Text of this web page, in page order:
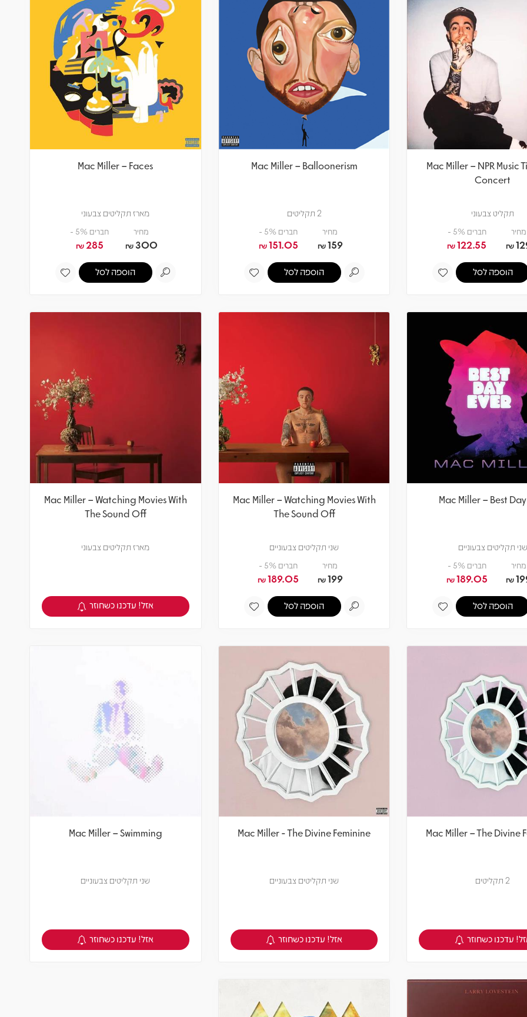
Mac Miller – NPR Music
Concert
תקליט צבעוני
מחיר
₪
חברים 5% -
122.55
₪
הוספה לסל
Mac Miller – Balloonerism
2 תקליטים
מחיר
159
₪
חברים 5% -
151.05
₪
הוספה לסל
Mac Miller – Faces
מארז תקליטים צבעוני
מחיר
300
₪
חברים 5% -
285
₪
הוספה לסל
Mac Miller – Best
שני תקליטים צבעוניים
מחיר
₪
חברים 5% -
189.05
₪
הוספה לסל
Mac Miller – Watching Movies With
The Sound Off
שני תקליטים צבעוניים
מחיר
199
₪
חברים 5% -
189.05
₪
הוספה לסל
Mac Miller – Watching Movies With
The Sound Off
מארז תקליטים צבעוני
צפיה במוצר
אזל! עדכנו כשחוזר
Mac Miller – The Divine
2 תקליטים
צפיה במוצר
עדכנו כשחוזר
Mac Miller - The Divine Feminine
שני תקליטים צבעוניים
צפיה במוצר
אזל! עדכנו כשחוזר
Mac Miller – Swimming
שני תקליטים צבעוניים
צפיה במוצר
אזל! עדכנו כשחוזר